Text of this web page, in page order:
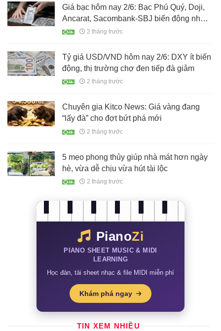
Giá bạc hôm nay 2/6: Bạc Phú Quý, Doji,
Ancarat, Sacombank-SBJ biến động như
nào?
2 tháng trước
Tỷ giá USD/VND hôm nay 2/6: DXY ít biến
động, thị trường chợ đen tiếp đà giảm
2 tháng trước
Chuyên gia Kitco News: Giá vàng đang
“lấy đà” cho đợt bứt phá mới
2 tháng trước
5 mẹo phong thủy giúp nhà mát hơn ngày
hè, vừa dễ chịu vừa hút tài lộc
2 tháng trước
PianoZi
PIANO SHEET MUSIC & MIDI
LEARNING
Học đàn, tải sheet nhạc & file MIDI miễn phí
Khám phá ngay
TIN XEM NHIỀU